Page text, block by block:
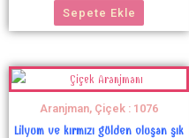
Sepete Ekle
Aranjman, Çiçek : 1076
Lilyum ve kırmızı gülden oluşan şık